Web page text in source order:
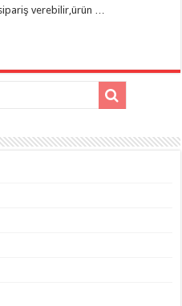
verebilir,ürün …